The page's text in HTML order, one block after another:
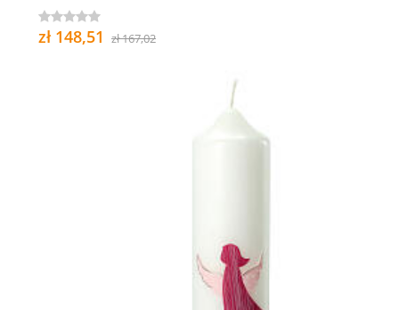
zł 148,51 zł 167,02